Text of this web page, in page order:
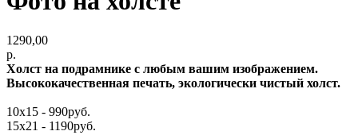
1290,00
р.
Холст на подрамнике с любым вашим изображением.
Высококачественная печать, экологически чистый холст.
10х15 - 990руб.
15х21 - 1190руб.